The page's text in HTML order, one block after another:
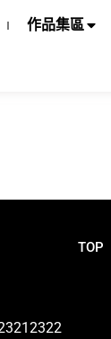
作品集區
TOP